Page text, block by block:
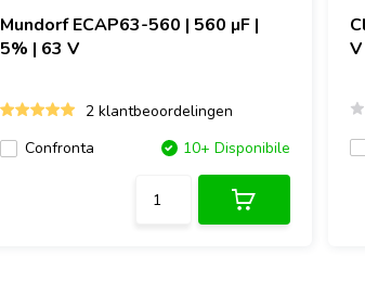
MundorfECAP63-560 | 560 µF |
5% | 63 V
2 klantbeoordelingen
Confronta
10+ Disponibile
V